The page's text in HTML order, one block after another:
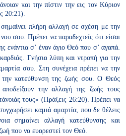
και την πίστιν την εις τον Κύριον
20:21).
πλήρη αλλαγή σε σχέση με την
σου. Πρέπει να παραδεχτείς ότι είσαι
ενάντια σ’ έναν άγιο Θεό που σ’ αγαπά.
Γνήσια λύπη και ντροπή για την
σου. Στη συνέχεια πρέπει να την
την κατεύθυνση της ζωής σου. Ο Θεός
την αλλαγή της ζωής τους
τους» (Πράξεις 26:20). Πρέπει να
καμιά αμαρτία, που δε θέλεις
σημαίνει αλλαγή κατεύθυνσης και
που να ευαρεστεί τον Θεό.